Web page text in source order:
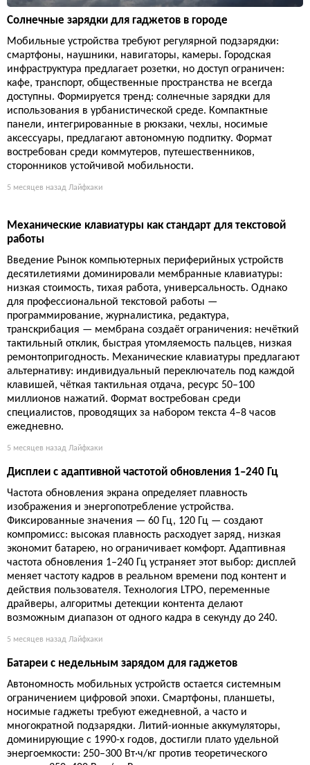
Солнечные зарядки для гаджетов в городе
Мобильные устройства требуют регулярной подзарядки:
смартфоны, наушники, навигаторы, камеры. Городская
инфраструктура предлагает розетки, но доступ ограничен:
кафе, транспорт, общественные пространства не всегда
доступны. Формируется тренд: солнечные зарядки для
использования в урбанистической среде. Компактные
панели, интегрированные в рюкзаки, чехлы, носимые
аксессуары, предлагают автономную подпитку. Формат
востребован среди коммутеров, путешественников,
сторонников устойчивой мобильности.
5 месяцев назад Лайфхаки
Механические клавиатуры как стандарт для текстовой
работы
Введение Рынок компьютерных периферийных устройств
десятилетиями доминировали мембранные клавиатуры:
низкая стоимость, тихая работа, универсальность. Однако
для профессиональной текстовой работы —
программирование, журналистика, редактура,
транскрибация — мембрана создаёт ограничения: нечёткий
тактильный отклик, быстрая утомляемость пальцев, низкая
ремонтопригодность. Механические клавиатуры предлагают
альтернативу: индивидуальный переключатель под каждой
клавишей, чёткая тактильная отдача, ресурс 50–100
миллионов нажатий. Формат востребован среди
специалистов, проводящих за набором текста 4–8 часов
ежедневно.
5 месяцев назад Лайфхаки
Дисплеи с адаптивной частотой обновления 1–240 Гц
Частота обновления экрана определяет плавность
изображения и энергопотребление устройства.
Фиксированные значения — 60 Гц, 120 Гц — создают
компромисс: высокая плавность расходует заряд, низкая
экономит батарею, но ограничивает комфорт. Адаптивная
частота обновления 1–240 Гц устраняет этот выбор: дисплей
меняет частоту кадров в реальном времени под контент и
действия пользователя. Технология LTPO, переменные
драйверы, алгоритмы детекции контента делают
возможным диапазон от одного кадра в секунду до 240.
5 месяцев назад Лайфхаки
Батареи с недельным зарядом для гаджетов
Автономность мобильных устройств остается системным
ограничением цифровой эпохи. Смартфоны, планшеты,
носимые гаджеты требуют ежедневной, а часто и
многократной подзарядки. Литий-ионные аккумуляторы,
доминирующие с 1990-х годов, достигли плато удельной
энергоемкости: 250–300 Вт·ч/кг против теоретического